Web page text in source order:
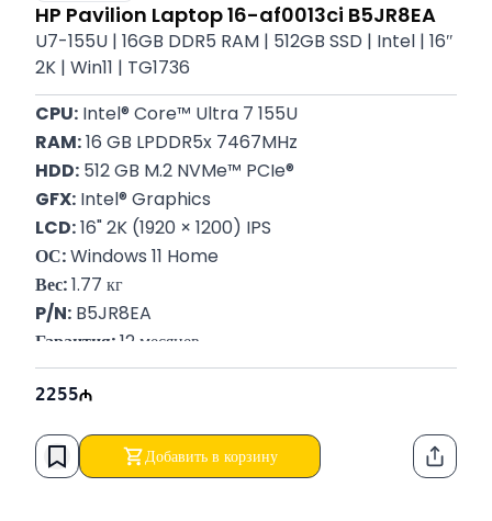
HP Pavilion Laptop 16-af0013ci B5JR8EA
U7-155U | 16GB DDR5 RAM | 512GB SSD | Intel | 16″
2K | Win11 | TG1736
CPU: Intel® Core™ Ultra 7 155U
RAM: 16 GB LPDDR5x 7467MHz
HDD: 512 GB M.2 NVMe™ PCIe®
GFX: Intel® Graphics
LCD: 16" 2K (1920 × 1200) IPS
ОС: Windows 11 Home
Вес: 1.77 кг
P/N: B5JR8EA
Гарантия: 12 месяцев
Вес: 1.77 кг
2255
Добавить в корзину